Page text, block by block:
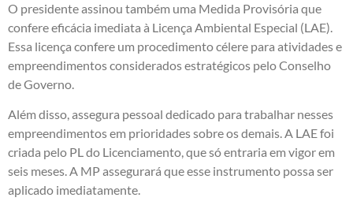
O presidente assinou também uma Medida Provisória que
confere eficácia imediata à Licença Ambiental Especial (LAE).
Essa licença confere um procedimento célere para atividades e
empreendimentos considerados estratégicos pelo Conselho
de Governo.
Além disso, assegura pessoal dedicado para trabalhar nesses
empreendimentos em prioridades sobre os demais. A LAE foi
criada pelo PL do Licenciamento, que só entraria em vigor em
seis meses. A MP assegurará que esse instrumento possa ser
aplicado imediatamente.